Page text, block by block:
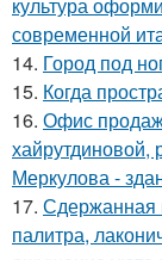
культура
современной
14. Город под
15. Когда
16. Офис
Меркулова -
17. Сдержанная
палитра,